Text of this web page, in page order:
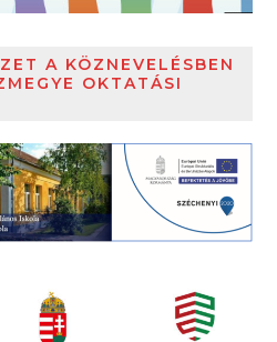
A KÖZNEVELÉSBEN
OKTATÁSI